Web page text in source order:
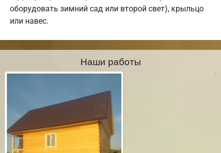
оборудовать зимний сад или второй свет), крыльцо
или навес.
Наши работы